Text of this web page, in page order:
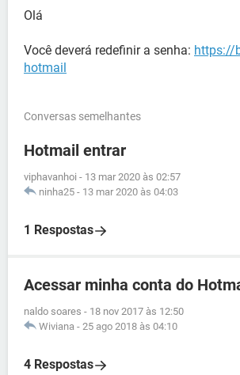
Olá
Você deverá redefinir a senha: https://
hotmail
Conversas semelhantes
Hotmail entrar
viphavanhoi - 13 mar 2020 às 02:57
ninha25 - 13 mar 2020 às 04:03
1 Respostas
Acessar minha conta do
naldo soares - 18 nov 2017 às 12:50
Wiviana - 25 ago 2018 às 04:10
4 Respostas